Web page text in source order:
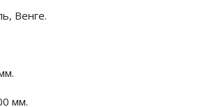
Венге.
мм.